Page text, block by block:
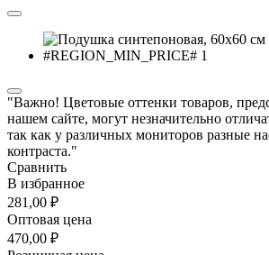
"Важно! Цветовые оттенки товаров,
нашем сайте, могут незначительно
так как у различных мониторов разные
контраста."
Сравнить
В избранное
281,00 ₽
Оптовая цена
470,00 ₽